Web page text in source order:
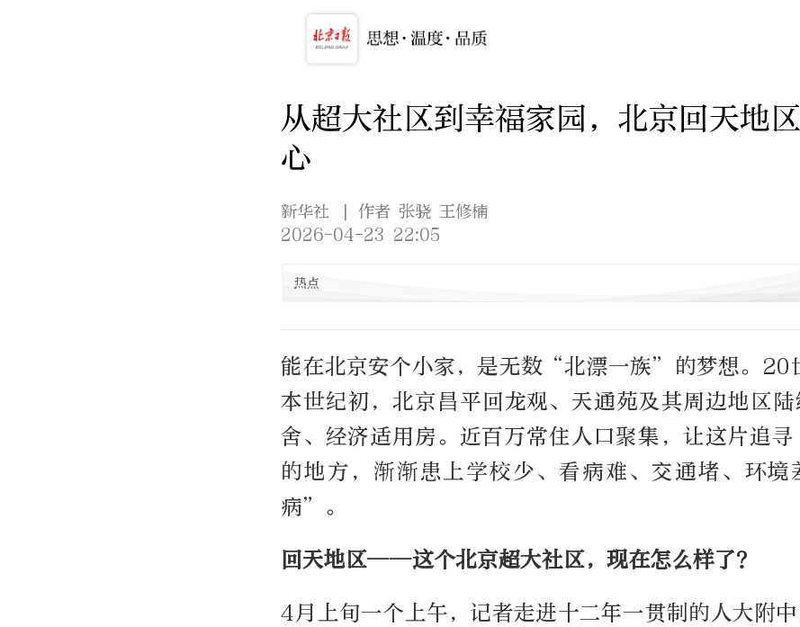
从超大社区到幸福家园，北京回天地
心
新华社
| 作者 张骁 王修楠
2026-04-23 22:05
热点
能在北京安个小家，是无数“北漂一族”的梦想。20
本世纪初，北京昌平回龙观、天通苑及其周边地区
舍、经济适用房。近百万常住人口聚集，让这片追
的地方，渐渐患上学校少、看病难、交通堵、环
病”。
回天地区——这个北京超大社区，现在怎么样了？
4月上旬一个上午，记者走进十二年一贯制的人大附